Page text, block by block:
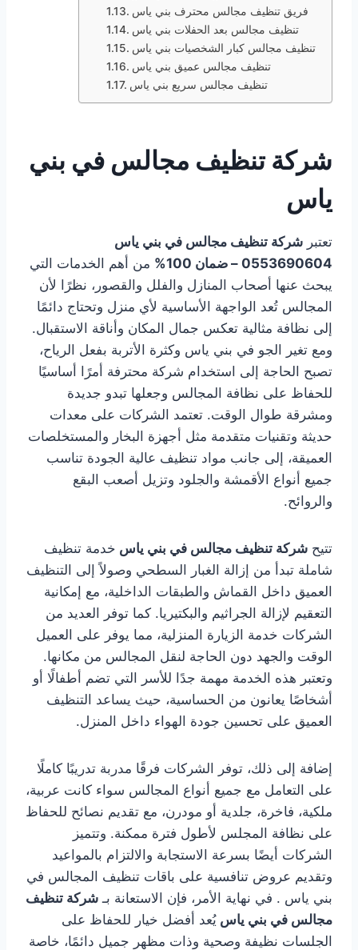
فريق تنظيف مجالس محترف بني ياس
تنظيف مجالس بعد الحفلات بني ياس
تنظيف مجالس كبار الشخصيات بني ياس
تنظيف مجالس عميق بني ياس
تنظيف مجالس سريع بني ياس
شركة تنظيف مجالس في بني
ياس
تعتبر شركة تنظيف مجالس في بني ياس
0553690604 – ضمان 100%
من أهم الخدمات التي
يبحث عنها أصحاب المنازل والفلل والقصور، نظرًا لأن
المجالس تُعد الواجهة الأساسية لأي منزل وتحتاج دائمًا
إلى نظافة مثالية تعكس جمال المكان وأناقة الاستقبال.
ومع تغير الجو في بني ياس وكثرة الأتربة بفعل الرياح،
تصبح الحاجة إلى استخدام شركة محترفة أمرًا أساسيًا
للحفاظ على نظافة المجالس وجعلها تبدو جديدة
ومشرقة طوال الوقت. تعتمد الشركات على معدات
حديثة وتقنيات متقدمة مثل أجهزة البخار والمستخلصات
العميقة، إلى جانب مواد تنظيف عالية الجودة تناسب
جميع أنواع الأقمشة والجلود وتزيل أصعب البقع
والروائح.
تتيح شركة تنظيف مجالس في بني ياس خدمة تنظيف
شاملة تبدأ من إزالة الغبار السطحي وصولاً إلى التنظيف
العميق داخل القماش والطبقات الداخلية، مع إمكانية
التعقيم لإزالة الجراثيم والبكتيريا. كما توفر العديد من
الشركات خدمة الزيارة المنزلية، مما يوفر على العميل
الوقت والجهد دون الحاجة لنقل المجالس من مكانها.
وتعتبر هذه الخدمة مهمة جدًا للأسر التي تضم أطفالًا أو
أشخاصًا يعانون من الحساسية، حيث يساعد التنظيف
العميق على تحسين جودة الهواء داخل المنزل.
إضافة إلى ذلك، توفر الشركات فرقًا مدربة تدريبًا كاملًا
على التعامل مع جميع أنواع المجالس سواء كانت عربية،
ملكية، فاخرة، جلدية أو مودرن، مع تقديم نصائح للحفاظ
على نظافة المجلس لأطول فترة ممكنة. وتتميز
الشركات أيضًا بسرعة الاستجابة والالتزام بالمواعيد
وتقديم عروض تنافسية على باقات تنظيف المجالس في
بني ياس . في نهاية الأمر، فإن الاستعانة بـ شركة تنظيف
مجالس في بني ياس يُعد أفضل خيار للحفاظ على
الجلسات نظيفة وصحية وذات مظهر جميل دائمًا، خاصة